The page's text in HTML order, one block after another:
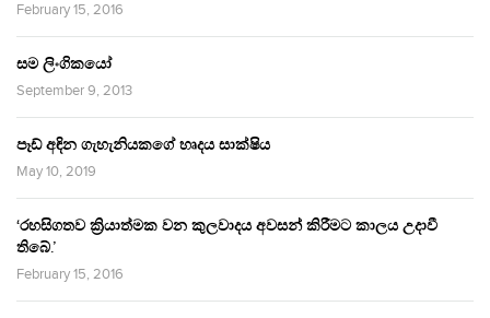
February 15, 2016
සම ලිංගිකයෝ
September 9, 2013
පෑඩ් අඳින ගැහැනියකගේ හෘදය සාක්ෂිය
May 10, 2019
‘රහසිගතව ක්‍රියාත්මක වන කුලවාදය අවසන් කිරීමට කාලය උදාවී
තිබේ.’
February 15, 2016